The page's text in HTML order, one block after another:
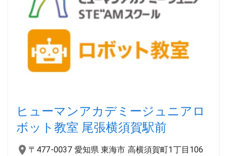
ヒューマンアカデミージュニアロ
ボット教室 尾張横須賀駅前
〒477-0037 愛知県 東海市 高横須賀町1丁目106